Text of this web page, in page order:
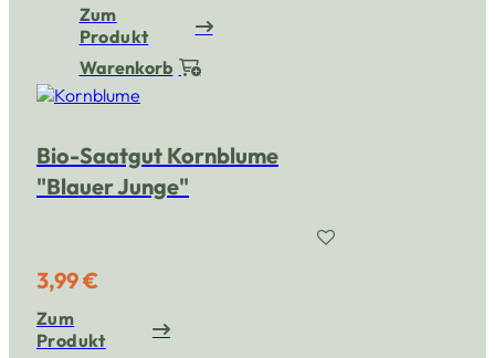
Zum
Produkt
Warenkorb
Bio-Saatgut Kornblume
"Blauer Junge"
3,99 €
Zum
Produkt